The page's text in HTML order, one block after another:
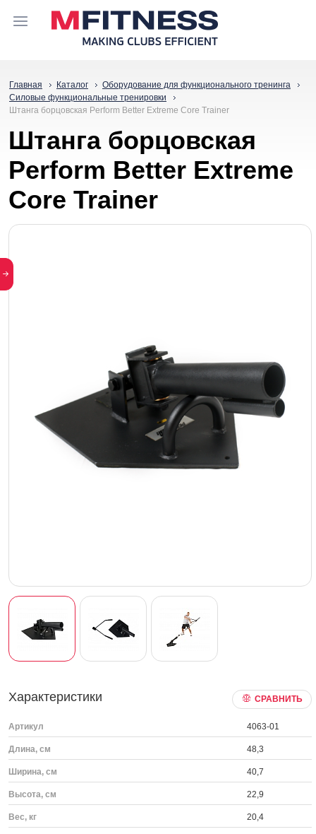
Главная Каталог
Оборудование для функционального тренинга
Силовые функциональные тренировки
Штанга борцовская Perform Better Extreme Core Trainer
Штанга борцовская
Perform Better Extreme
Core Trainer
Характеристики СРАВНИТЬ
Артикул 4063-01
Длина, см 48,3
Ширина, см 40,7
Высота, см 22,9
Вес, кг 20,4